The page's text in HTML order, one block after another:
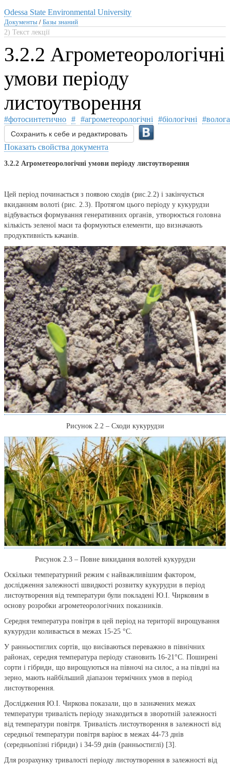
Odessa State Environmental University
Документы / Базы знаний
2) Текст лекції
3.2.2 Агрометеорологічні
умови періоду
листоутворення
#фотосинтетично # #агрометеорологічні #біологічні #волога
Сохранить к себе и редактировать
Показать свойства документа
3.2.2 Агрометеорологічні умови періоду листоутворення
Цей період починається з появою сходів (рис.2.2) і закінчується
вкиданням волоті (рис. 2.3). Протягом цього періоду у кукурудзи
відбувається формування генеративних органів, утворюється головна
кількість зеленої маси та формуються елементи, що визначають
продуктивність качанів.
Рисунок 2.2 – Сходи кукурудзи
Рисунок 2.3 – Повне викидання волотей кукурудзи
Оскільки температурний режим є найважливішим фактором,
дослідження залежності швидкості розвитку кукурудзи в період
листоутворення від температури були покладені Ю.І. Чирковим в
основу розробки агрометеорологічних показників.
Середня температура повітря в цей період на території вирощування
кукурудзи коливається в межах 15-25 °C.
У ранньостиглих сортів, що висіваються переважно в північних
районах, середня температура періоду становить 16-21°С. Поширені
сорти і гібриди, що вирощуються на півночі на силос, а на півдні на
зерно, мають найбільший діапазон термічних умов в період
листоутворення.
Дослідження Ю.І. Чиркова показали, що в зазначених межах
температури тривалість періоду знаходиться в зворотній залежності
від температури повітря. Тривалість листоутворення в залежності від
середньої температури повітря варіює в межах 44-73 днів
(середньопізні гібриди) і 34-59 днів (ранньостиглі) [3].
Для розрахунку тривалості періоду листоутворення в залежності від